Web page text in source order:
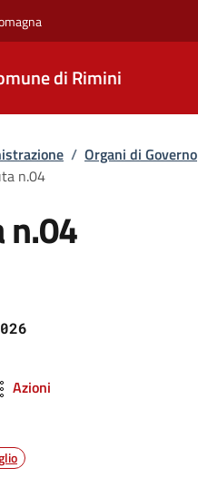
di Rimini
pane
/ Organi di Governo
n.04
n.04
Azioni